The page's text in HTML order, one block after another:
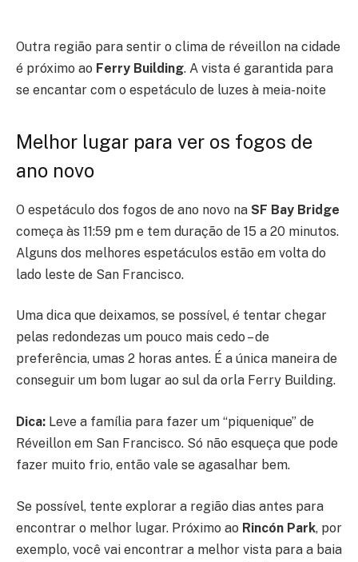
Outra região para sentir o clima de réveillon na cidade
é próximo ao Ferry Building. A vista é garantida para
se encantar com o espetáculo de luzes à meia-noite
Melhor lugar para ver os fogos de
ano novo
O espetáculo dos fogos de ano novo na SF Bay Bridge
começa às 11:59 pm e tem duração de 15 a 20 minutos.
Alguns dos melhores espetáculos estão em volta do
lado leste de San Francisco.
Uma dica que deixamos, se possível, é tentar chegar
pelas redondezas um pouco mais cedo – de
preferência, umas 2 horas antes. É a única maneira de
conseguir um bom lugar ao sul da orla Ferry Building.
Dica: Leve a família para fazer um “piquenique” de
Réveillon em San Francisco. Só não esqueça que pode
fazer muito frio, então vale se agasalhar bem.
Se possível, tente explorar a região dias antes para
encontrar o melhor lugar. Próximo ao Rincón Park, por
exemplo, você vai encontrar a melhor vista para a baia